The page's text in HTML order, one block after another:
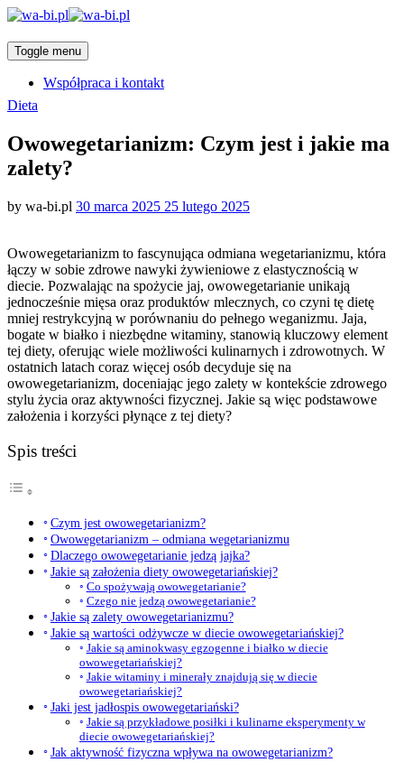
Toggle menu
Współpraca i kontakt
Categories
Dieta
Owowegetarianizm: Czym jest i jakie ma
zalety?
by wa-bi.pl Posted
30 marca 2025 25 lutego 2025
Owowegetarianizm to fascynująca odmiana wegetarianizmu, która
łączy w sobie zdrowe nawyki żywieniowe z elastycznością w
diecie. Pozwalając na spożycie jaj, owowegetarianie unikają
jednocześnie mięsa oraz produktów mlecznych, co czyni tę dietę
mniej restrykcyjną w porównaniu do pełnego weganizmu. Jaja,
bogate w białko i niezbędne witaminy, stanowią kluczowy element
tej diety, oferując wiele możliwości kulinarnych i zdrowotnych. W
ostatnich latach coraz więcej osób decyduje się na
owowegetarianizm, doceniając jego zalety w kontekście zdrowego
stylu życia oraz aktywności fizycznej. Jakie są więc podstawowe
założenia i korzyści płynące z tej diety?
Spis treści
Czym jest owowegetarianizm?
Owowegetarianizm – odmiana wegetarianizmu
Dlaczego owowegetarianie jedzą jajka?
Jakie są założenia diety owowegetariańskiej?
Co spożywają owowegetarianie?
Czego nie jedzą owowegetarianie?
Jakie są zalety owowegetarianizmu?
Jakie są wartości odżywcze w diecie owowegetariańskiej?
Jakie są aminokwasy egzogenne i białko w diecie
owowegetariańskiej?
Jakie witaminy i minerały znajdują się w diecie
owowegetariańskiej?
Jaki jest jadłospis owowegetariański?
Jakie są przykładowe posiłki i kulinarne eksperymenty w
diecie owowegetariańskiej?
Jak aktywność fizyczna wpływa na owowegetarianizm?